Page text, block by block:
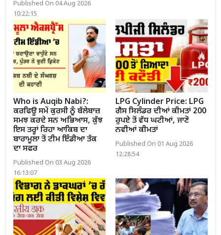
Published On 04 Aug 2026
10:22:15
Who is Auqib Nabi?:
ਕਰਫਿਊ ਸਮੇਂ ਕੁਰਸੀ ਨੂੰ ਬੱਲੇਬਾਜ਼
ਸਮਝ ਕਰਦੇ ਸਨ ਅਭਿਆਸ, ਕੁੱਝ
ਇਸ ਤਰ੍ਹਾਂ ਰਿਹਾ ਆਕਿਬ ਦਾ
ਬਾਰਾਮੂਲਾ ਤੋਂ ਟੀਮ ਇੰਡੀਆ ਤੱਕ
ਦਾ ਸਫਰ
Published On 03 Aug 2026
16:13:07
LPG Cylinder Price: LPG
ਗੈਸ ਸਿਲੰਡਰ ਦੀਆਂ ਕੀਮਤਾਂ 200
ਰੁਪਏ ਤੋਂ ਵੱਧ ਘਟੀਆਂ, ਜਾਣੋ
ਨਵੀਆਂ ਕੀਮਤਾਂ
Published On 01 Aug 2026
12:28:54